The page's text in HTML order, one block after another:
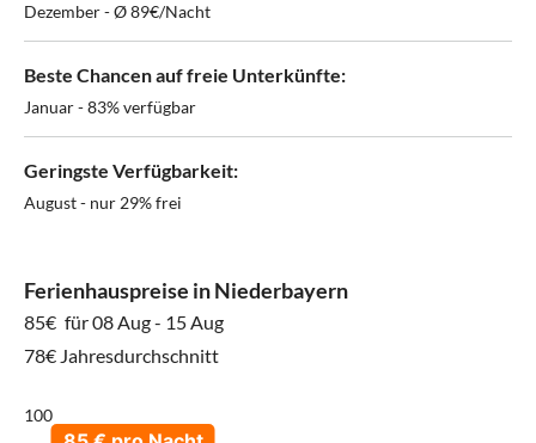
Dezember - Ø 89€/Nacht
Beste Chancen auf freie Unterkünfte:
Januar - 83% verfügbar
Geringste Verfügbarkeit:
August - nur 29% frei
Ferienhauspreise in Niederbayern
85€ für 08 Aug - 15 Aug
78€ Jahresdurchschnitt
100